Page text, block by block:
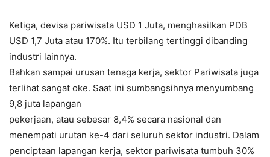
Ketiga, devisa pariwisata USD 1 Juta, menghasilkan PDB
USD 1,7 Juta atau 170%. Itu terbilang tertinggi dibanding
industri lainnya.
Bahkan sampai urusan tenaga kerja, sektor Pariwisata juga
terlihat sangat oke. Saat ini sumbangsihnya menyumbang
9,8 juta lapangan
pekerjaan, atau sebesar 8,4% secara nasional dan
menempati urutan ke-4 dari seluruh sektor industri. Dalam
penciptaan lapangan kerja, sektor pariwisata tumbuh 30%